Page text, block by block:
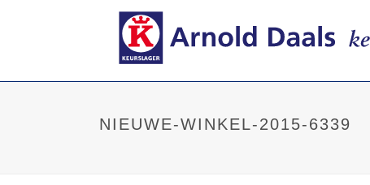
NIEUWE-WINKEL-2015-6339